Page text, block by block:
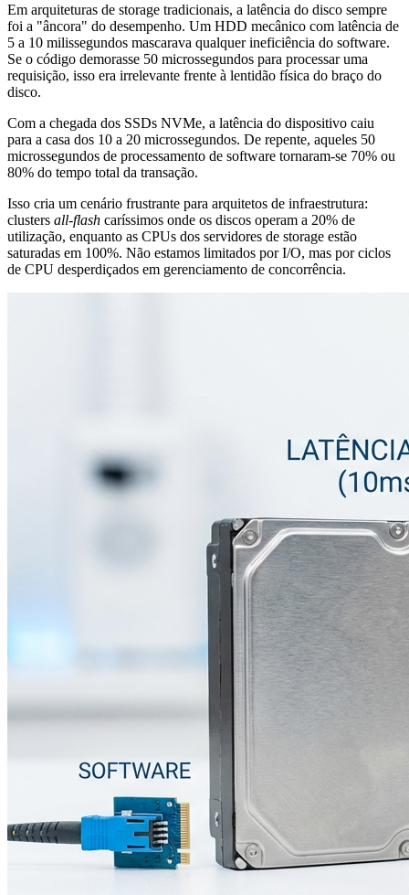
Em arquiteturas de storage tradicionais, a latência do disco sempre
foi a "âncora" do desempenho. Um HDD mecânico com latência de
5 a 10 milissegundos mascarava qualquer ineficiência do software.
Se o código demorasse 50 microssegundos para processar uma
requisição, isso era irrelevante frente à lentidão física do braço do
disco.
Com a chegada dos SSDs NVMe, a latência do dispositivo caiu
para a casa dos 10 a 20 microssegundos. De repente, aqueles 50
microssegundos de processamento de software tornaram-se 70% ou
80% do tempo total da transação.
Isso cria um cenário frustrante para arquitetos de infraestrutura:
clusters all-flash caríssimos onde os discos operam a 20% de
utilização, enquanto as CPUs dos servidores de storage estão
saturadas em 100%. Não estamos limitados por I/O, mas por ciclos
de CPU desperdiçados em gerenciamento de concorrência.